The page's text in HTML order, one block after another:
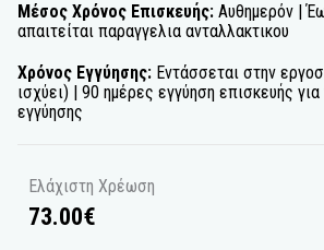
Μέσος Χρόνος Επισκευής: Αυθημερόν |
απαιτείται παραγγελια ανταλλακτικου
Χρόνος Εγγύησης: Εντάσσεται στην
ισχύει) | 90 ημέρες εγγύηση επισκευής
εγγύησης
Ελάχιστη Χρέωση
73.00€